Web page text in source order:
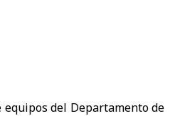
equipos del Departamento de